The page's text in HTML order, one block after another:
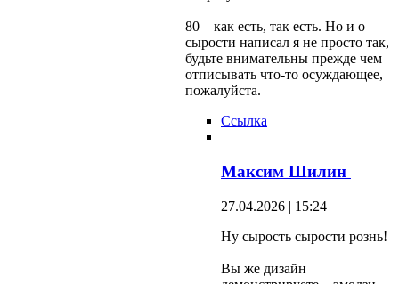
80 – как есть, так есть. Но и о
сырости написал я не просто так,
будьте внимательны прежде чем
отписывать что-то осуждающее,
пожалуйста.
Ссылка
Максим Шилин
27.04.2026 | 15:24
Ну сырость сырости рознь!
Вы же дизайн